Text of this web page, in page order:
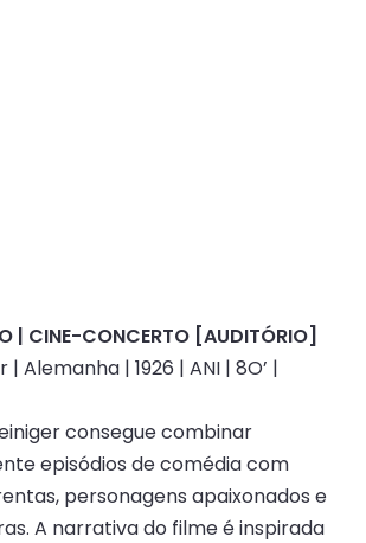
| CINE-CONCERTO [AUDITÓRIO]
| Alemanha | 1926 | ANI | 8O’ |
consegue combinar
episódios de comédia com
personagens apaixonados e
A narrativa do filme é inspirada